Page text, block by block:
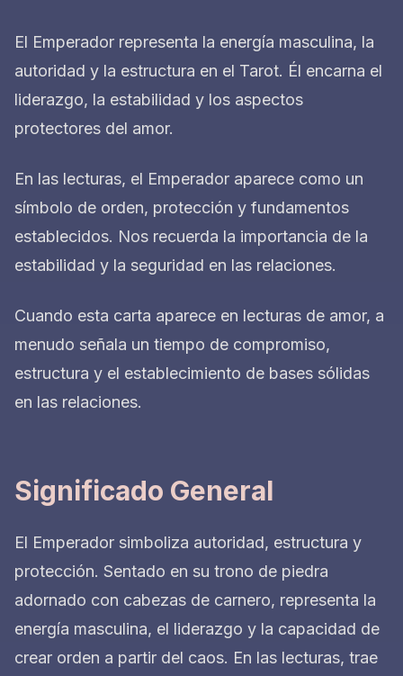
El Emperador representa la energía masculina, la
autoridad y la estructura en el Tarot. Él encarna el
liderazgo, la estabilidad y los aspectos
protectores del amor.
En las lecturas, el Emperador aparece como un
símbolo de orden, protección y fundamentos
establecidos. Nos recuerda la importancia de la
estabilidad y la seguridad en las relaciones.
Cuando esta carta aparece en lecturas de amor, a
menudo señala un tiempo de compromiso,
estructura y el establecimiento de bases sólidas
en las relaciones.
Significado General
El Emperador simboliza autoridad, estructura y
protección. Sentado en su trono de piedra
adornado con cabezas de carnero, representa la
energía masculina, el liderazgo y la capacidad de
crear orden a partir del caos. En las lecturas, trae